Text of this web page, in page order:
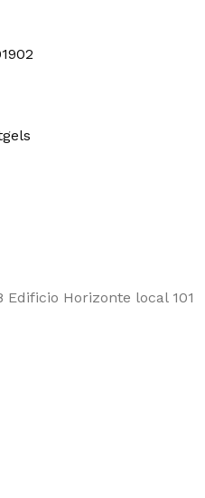
Edificio Horizonte local 101